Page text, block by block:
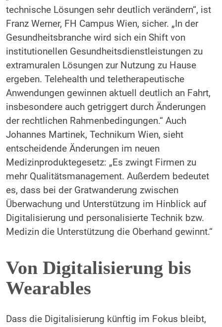
technische Lösungen sehr deutlich verändern“, ist
Franz Werner, FH Campus Wien, sicher. „In der
Gesundheitsbranche wird sich ein Shift von
institutionellen Gesundheitsdienstleistungen zu
extramuralen Lösungen zur Nutzung zu Hause
ergeben. Telehealth und teletherapeutische
Anwendungen gewinnen aktuell deutlich an Fahrt,
insbesondere auch getriggert durch Änderungen
der rechtlichen Rahmenbedingungen.“ Auch
Johannes Martinek, Technikum Wien, sieht
entscheidende Änderungen im neuen
Medizinproduktegesetz: „Es zwingt Firmen zu
mehr Qualitätsmanagement. Außerdem bedeutet
es, dass bei der Gratwanderung zwischen
Überwachung und Unterstützung im Hinblick auf
Digitalisierung und personalisierte Technik bzw.
Medizin die Unterstützung die Oberhand gewinnt.“
Von Digitalisierung bis
Wearables
Dass die Digitalisierung künftig im Fokus bleibt,